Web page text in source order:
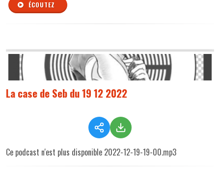
ÉCOUTEZ
La case de Seb du 19 12 2022
Ce podcast n'est plus disponible 2022-12-19-19-00.mp3